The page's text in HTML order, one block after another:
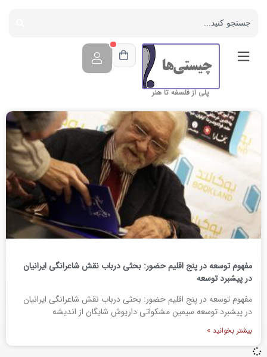
پلی از فلسفه تا هنر
مفهوم توسعه در پنج اقلیم حضور: بحثی درباب نقش شاعرانگی ایرانیان
در پیشبرد توسعه
مفهوم توسعه در پنج اقلیم حضور: بحثی درباب نقش شاعرانگی ایرانیان
در پیشبرد توسعه سیمین مشکواتی داریوش شایگان از اندیشه
بیشتر بخوانید »